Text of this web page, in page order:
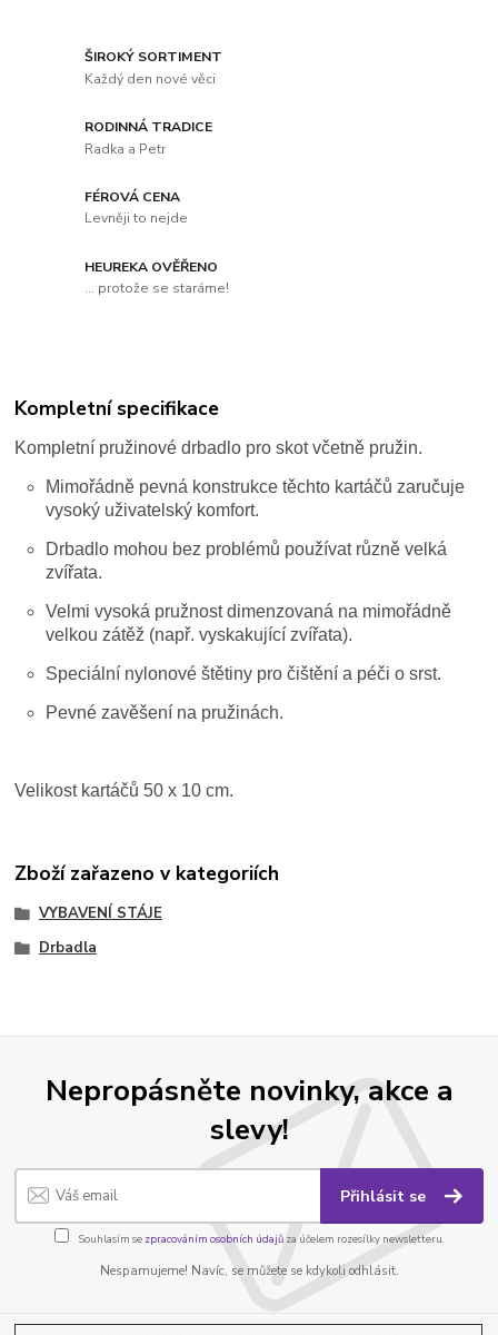
ŠIROKÝ SORTIMENT
Každý den nové věci
RODINNÁ TRADICE
Radka a Petr
FÉROVÁ CENA
Levněji to nejde
HEUREKA OVĚŘENO
... protože se staráme!
Kompletní specifikace
Kompletní pružinové drbadlo pro skot včetně pružin.
Mimořádně pevná konstrukce těchto kartáčů zaručuje
vysoký uživatelský komfort.
Drbadlo mohou bez problémů používat různě velká
zvířata.
Velmi vysoká pružnost dimenzovaná na mimořádně
velkou zátěž (např. vyskakující zvířata).
Speciální nylonové štětiny pro čištění a péči o srst.
Pevné zavěšení na pružinách.
Velikost kartáčů 50 x 10 cm.
Zboží zařazeno v kategoriích
VYBAVENÍ STÁJE
Drbadla
Nepropásněte novinky, akce a
slevy!
Přihlásit se
Souhlasím se zpracováním osobních údajůza účelem rozesílky newsletteru.
Nespamujeme! Navíc, se můžete se kdykoli odhlásit.